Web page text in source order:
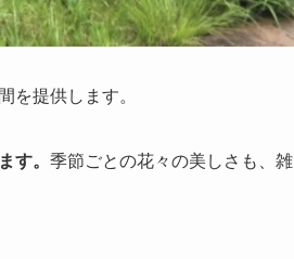
を提供します。
す。 季節ごとの花々の美しさも、雑